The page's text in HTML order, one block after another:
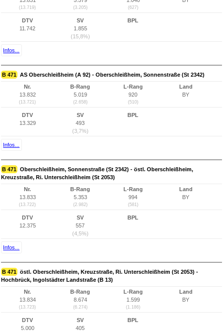
(13.719) (3.205) (627)
DTV
11.742
SV
1.855
(15,8%)
BPL
Infos...
B 471 AS Oberschleißheim (A 92) - Oberschleißheim, Sonnenstraße (St 2342)
Nr.
13.832
(13.721)
B-Rang
5.019
(2.658)
L-Rang
920
(510)
Land
BY
DTV
13.329
SV
493
(3,7%)
BPL
Infos...
B 471 Oberschleißheim, Sonnenstraße (St 2342) - östl. Oberschleißheim,
Kreuzstraße, Ri. Unterschleißheim (St 2053)
Nr.
13.833
(13.722)
B-Rang
5.353
(2.982)
L-Rang
994
(581)
Land
BY
DTV
12.375
SV
557
(4,5%)
BPL
Infos...
B 471 östl. Oberschleißheim, Kreuzstraße, Ri. Unterschleißheim (St 2053) -
Hochbrück, Ingolstädter Landstraße (B 13)
Nr.
13.834
(13.723)
B-Rang
8.674
(6.274)
L-Rang
1.599
(1.186)
Land
BY
DTV
5.000
SV
405
BPL